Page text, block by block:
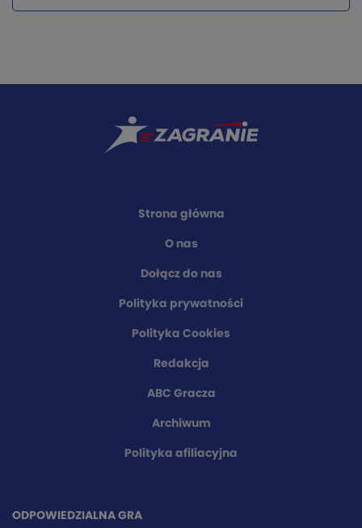
Strona główna
O nas
Dołącz do nas
Polityka prywatności
Polityka Cookies
Redakcja
ABC Gracza
Archiwum
Polityka afiliacyjna
ODPOWIEDZIALNA GRA